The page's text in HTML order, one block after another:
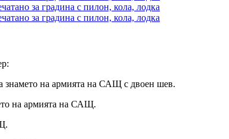
знамето на армията на САЩ с двоен шев.
на армията на САЩ.